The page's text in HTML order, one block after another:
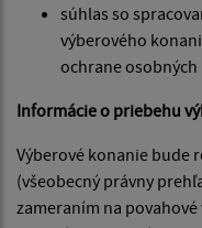
súhlas so
výberového
ochrane osobných
Informácie o priebehu
Výberové konanie bude
(všeobecný právny
zameraním na